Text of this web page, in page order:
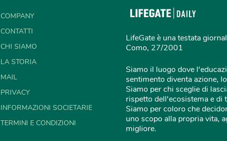
COMPANY
CONTATTI
CHI SIAMO
LA STORIA
MAIL
PRIVACY
INFORMAZIONI SOCIETARIE
TERMINI E CONDIZIONI
LifeGate è una testata
Como, 27/2001
Siamo il luogo dove
sentimento diventa azione,
Siamo per chi sceglie di
rispetto dell'ecosistema e di
Siamo per coloro che
uno scopo alla propria vita,
migliore.